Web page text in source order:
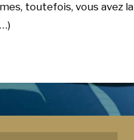
toutefois, vous avez la